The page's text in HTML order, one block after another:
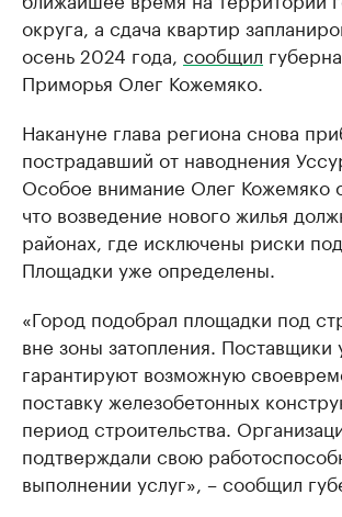
округа, а сдача квартир
осень 2024 года, сообщил
Приморья Олег Кожемяко.
Накануне глава региона снова
пострадавший от наводнения
Особое внимание Олег Кожемяко
что возведение нового жилья
районах, где исключены риски
Площадки уже определены.
«Город подобрал площадки под
вне зоны затопления. Поставщики
гарантируют возможную
поставку железобетонных
период строительства.
подтверждали свою
выполнении услуг», – сообщил